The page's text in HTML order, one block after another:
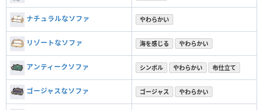
ナチュラルなソファ やわらかい
リゾートなソファ 海を感じる やわらかい
アンティークソファ シンボル やわらかい 布仕立て
ゴージャスなソファ ゴージャス やわらかい